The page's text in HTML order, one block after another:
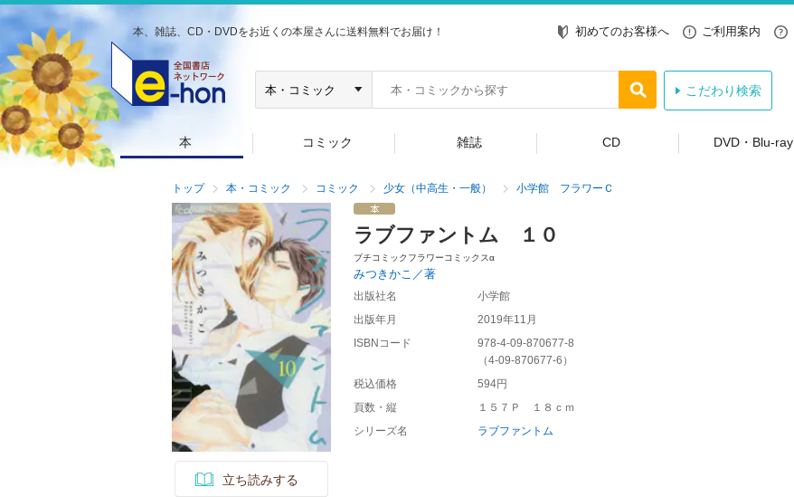
本、雑誌、CD・DVDをお近くの本屋さんに送料無料でお届け！ 初めてのお客様へ ご利用案内
こだわり検索
本 コミック 雑誌 CD DVD・Blu-ray
トップ 本・コミック コミック 少女（中高生・一般） 小学館 フラワーＣ
立ち読みする
ラブファントム １０
プチコミックフラワーコミックスα
みつきかこ／著
出版社名
小学館
出版年月
2019年11月
ISBNコード
978-4-09-870677-8
（4-09-870677-6 ）
税込価格
594円
頁数・縦
１５７Ｐ １８ｃｍ
シリーズ名
ラブファントム